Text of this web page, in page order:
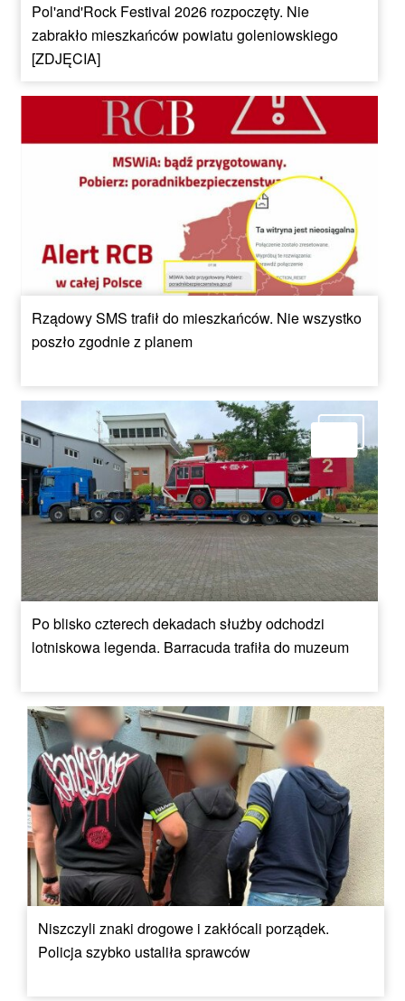
Pol'and'Rock Festival 2026 rozpoczęty. Nie
zabrakło mieszkańców powiatu goleniowskiego
[ZDJĘCIA]
Rządowy SMS trafił do mieszkańców. Nie wszystko
poszło zgodnie z planem
Po blisko czterech dekadach służby odchodzi
lotniskowa legenda. Barracuda trafiła do muzeum
Niszczyli znaki drogowe i zakłócali porządek.
Policja szybko ustaliła sprawców